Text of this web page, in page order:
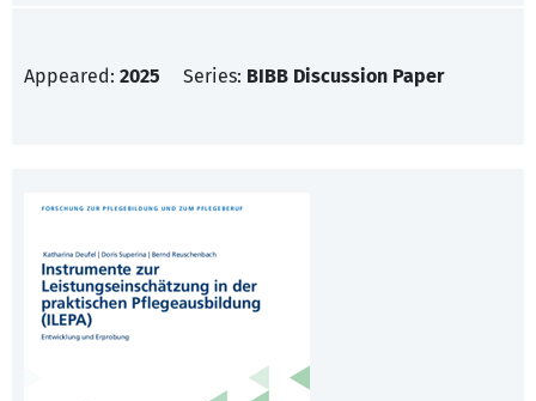
Appeared: 2025 Series: BIBB Discussion Paper